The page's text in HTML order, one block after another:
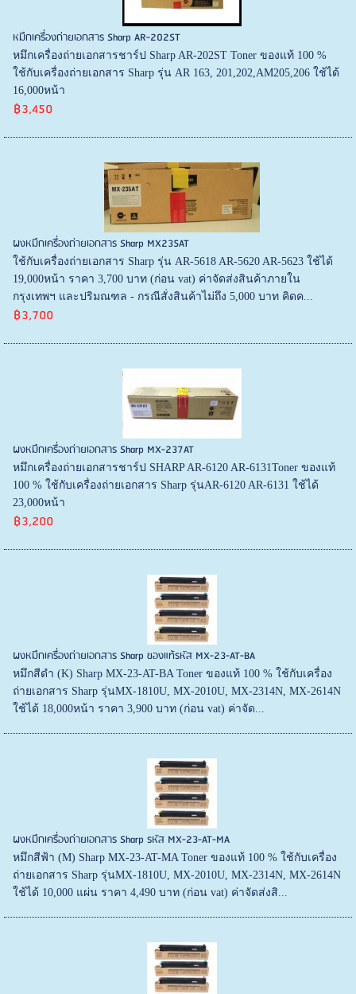
หมึกเครื่องถ่ายเอกสาร Sharp AR-202ST
หมึกเครื่องถ่ายเอกสารชาร์ป Sharp AR-202ST Toner ของแท้ 100 %
ใช้กับเครื่องถ่ายเอกสาร Sharp รุ่น AR 163, 201,202,AM205,206 ใช้ได้
16,000หน้า
฿3,450
ผงหมึกเครื่องถ่ายเอกสาร Sharp MX235AT
ใช้กับเครื่องถ่ายเอกสาร Sharp รุ่น AR-5618 AR-5620 AR-5623 ใช้ได้
19,000หน้า ราคา 3,700 บาท (ก่อน vat) ค่าจัดส่งสินค้าภายใน
กรุงเทพฯ และปริมณฑล - กรณีสั่งสินค้าไม่ถึง 5,000 บาท คิดค...
฿3,700
ผงหมึกเครื่องถ่ายเอกสาร Sharp MX-237AT
หมึกเครื่องถ่ายเอกสารชาร์ป SHARP AR-6120 AR-6131Toner ของแท้
100 % ใช้กับเครื่องถ่ายเอกสาร Sharp รุ่นAR-6120 AR-6131 ใช้ได้
23,000หน้า
฿3,200
ผงหมึกเครื่องถ่ายเอกสาร Sharp ของแท้รหัส MX-23-AT-BA
หมึกสีดำ (K) Sharp MX-23-AT-BA Toner ของแท้ 100 % ใช้กับเครื่อง
ถ่ายเอกสาร Sharp รุ่นMX-1810U, MX-2010U, MX-2314N, MX-2614N
ใช้ได้ 18,000หน้า ราคา 3,900 บาท (ก่อน vat) ค่าจัด...
ผงหมึกเครื่องถ่ายเอกสาร Sharp รหัส MX-23-AT-MA
หมึกสีฟ้า (M) Sharp MX-23-AT-MA Toner ของแท้ 100 % ใช้กับเครื่อง
ถ่ายเอกสาร Sharp รุ่นMX-1810U, MX-2010U, MX-2314N, MX-2614N
ใช้ได้ 10,000 แผ่น ราคา 4,490 บาท (ก่อน vat) ค่าจัดส่งสิ...